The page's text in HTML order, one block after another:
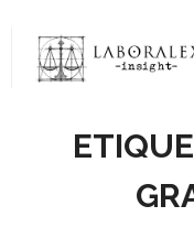
Saltar
contenido